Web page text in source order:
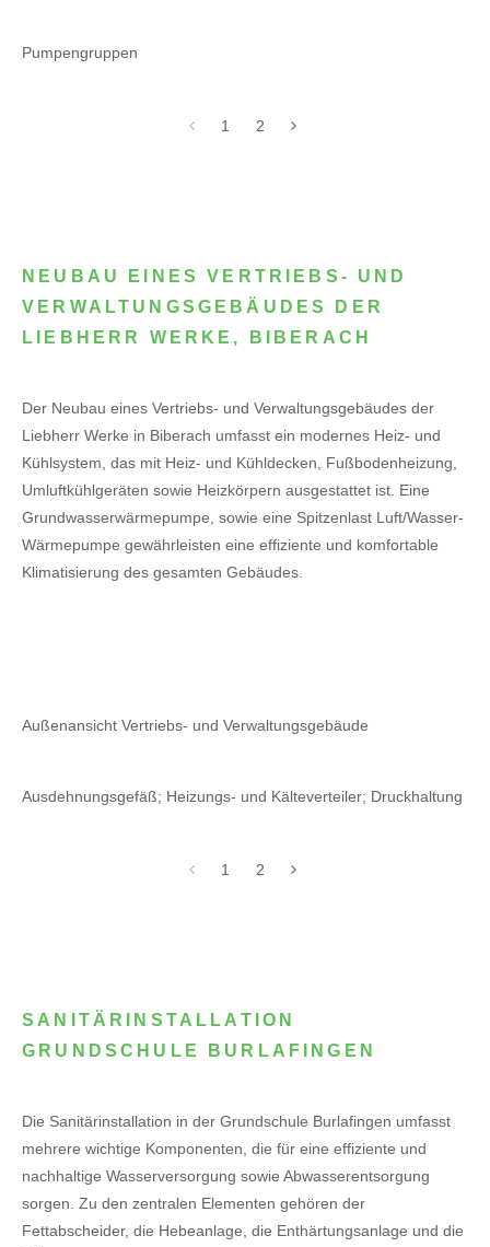
Pumpengruppen
1 2
NEUBAU EINES VERTRIEBS- UND
VERWALTUNGSGEBÄUDES DER
LIEBHERR WERKE, BIBERACH
Der Neubau eines Vertriebs- und Verwaltungsgebäudes der
Liebherr Werke in Biberach umfasst ein modernes Heiz- und
Kühlsystem, das mit Heiz- und Kühldecken, Fußbodenheizung,
Umluftkühlgeräten sowie Heizkörpern ausgestattet ist. Eine
Grundwasserwärmepumpe, sowie eine Spitzenlast Luft/Wasser-
Wärmepumpe gewährleisten eine effiziente und komfortable
Klimatisierung des gesamten Gebäudes.
Außenansicht Vertriebs- und Verwaltungsgebäude
Ausdehnungsgefäß; Heizungs- und Kälteverteiler; Druckhaltung
1 2
SANITÄRINSTALLATION
GRUNDSCHULE BURLAFINGEN
Die Sanitärinstallation in der Grundschule Burlafingen umfasst
mehrere wichtige Komponenten, die für eine effiziente und
nachhaltige Wasserversorgung sowie Abwasserentsorgung
sorgen. Zu den zentralen Elementen gehören der
Fettabscheider, die Hebeanlage, die Enthärtungsanlage und die